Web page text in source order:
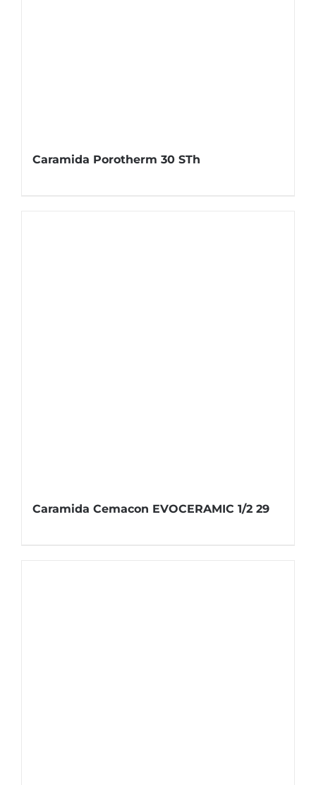
Caramida Porotherm 30 STh
Caramida Cemacon EVOCERAMIC 1/2 29